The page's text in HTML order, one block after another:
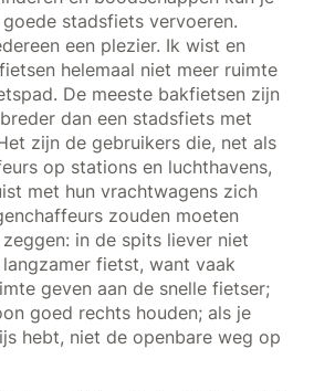
stadsfiets vervoeren.
een plezier. Ik wist en
helemaal niet meer ruimte
De meeste bakfietsen zijn
dan een stadsfiets met
zijn de gebruikers die, net als
op stations en luchthavens,
met hun vrachtwagens zich
zouden moeten
in de spits liever niet
fietst, want vaak
geven aan de snelle fietser;
goed rechts houden; als je
hebt, niet de openbare weg op